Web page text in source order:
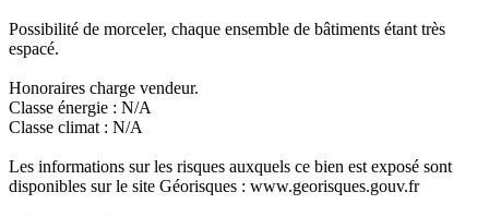
Possibilité de morceler, chaque ensemble de bâtiments étant très
espacé.
Honoraires charge vendeur.
Classe énergie : N/A
Classe climat : N/A
Les informations sur les risques auxquels ce bien est exposé sont
disponibles sur le site Géorisques : www.georisques.gouv.fr